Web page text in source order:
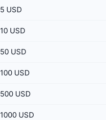
5 USD
10 USD
50 USD
100 USD
500 USD
1000 USD